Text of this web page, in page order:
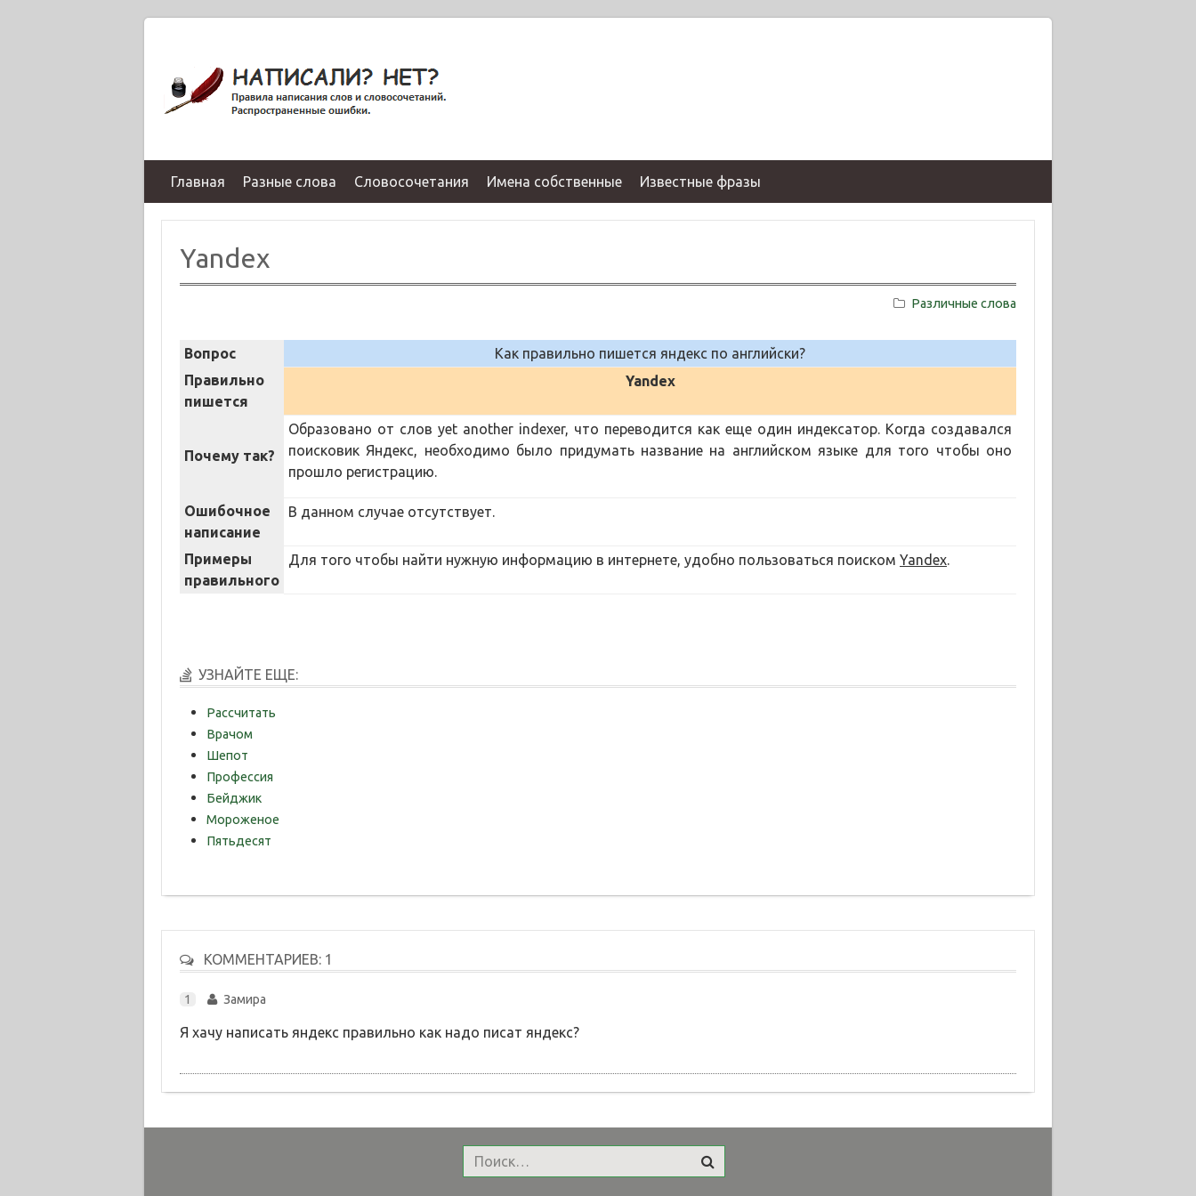
Главная Разные слова Словосочетания Имена собственные Известные фразы
Yandex
Различные слова
Вопрос
Как правильно пишется яндекс по английски?
Правильно
пишется
Yandex
Почему так?
Образовано от слов yet another indexer, что переводится как еще один индексатор. Когда создавался
поисковик Яндекс, необходимо было придумать название на английском языке для того чтобы оно
прошло регистрацию.
Ошибочное
написание
В данном случае отсутствует.
Примеры
правильного
Для того чтобы найти нужную информацию в интернете, удобно пользоваться поиском Yandex.
УЗНАЙТЕ ЕЩЕ:
Рассчитать
Врачом
Шепот
Профессия
Бейджик
Мороженое
Пятьдесят
КОММЕНТАРИЕВ: 1
1 Замира
Я хачу написать яндекс правильно как надо писат яндекс?